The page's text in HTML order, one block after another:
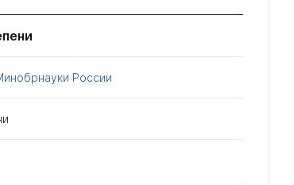
России